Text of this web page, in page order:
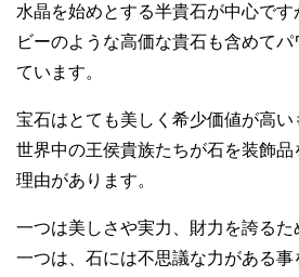
水晶を始めとする半貴石が中心で
ビーのような高価な貴石も含めて
ています。
宝石はとても美しく希少価値が高
世界中の王侯貴族たちが石を装飾
理由があります。
一つは美しさや実力、財力を誇るた
一つは、石には不思議な力がある事